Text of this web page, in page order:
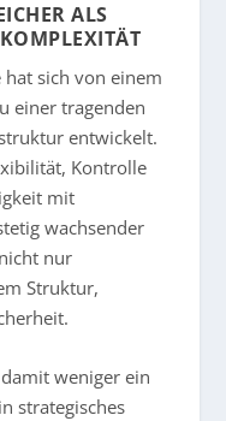
ALS
hat sich von einem
einer tragenden
entwickelt.
Kontrolle
mit
wachsender
nicht nur
Struktur,
weniger ein
strategisches